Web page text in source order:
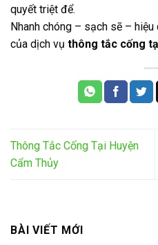
quyết triệt để.
Nhanh chóng – sạch sẽ –
của dịch vụ thông tắc cống
Thông Tắc Cống Tại Huyện
Cẩm Thủy
BÀI VIẾT MỚI